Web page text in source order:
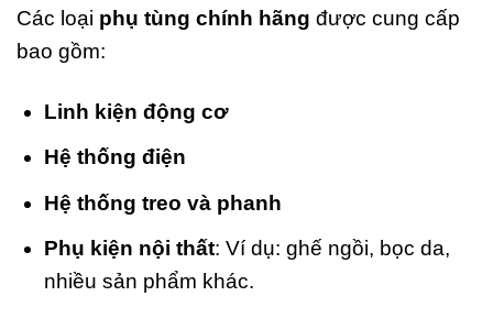
Các loại phụ tùng chính hãng được cung cấp
bao gồm:
Linh kiện động cơ
Hệ thống điện
Hệ thống treo và phanh
Phụ kiện nội thất: Ví dụ: ghế ngồi, bọc da,
nhiều sản phẩm khác.